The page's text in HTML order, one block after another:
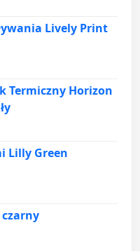
Lively Print
Termiczny Horizon
Lilly Green
czarny